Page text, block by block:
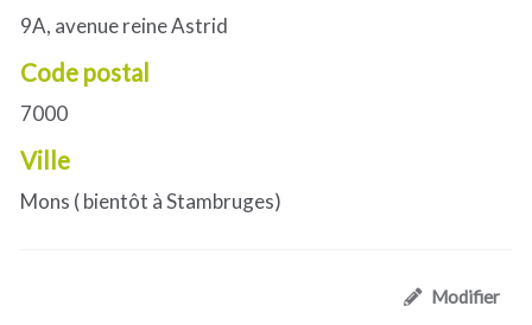
9A, avenue reine Astrid
Code postal
7000
Ville
Mons ( bientôt à Stambruges)
Modifier